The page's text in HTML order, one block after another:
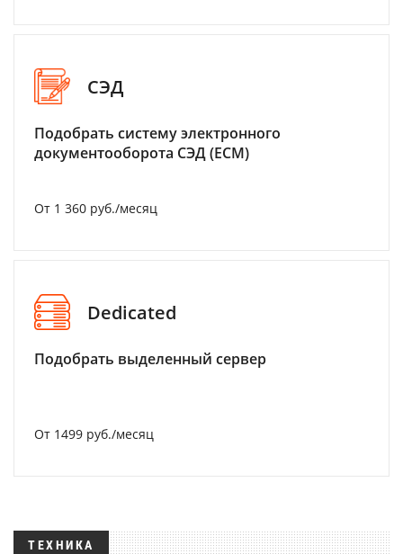
СЭД
Подобрать систему электронного
документооборота СЭД (ECM)
От 1 360 руб./месяц
Dedicated
Подобрать выделенный сервер
От 1499 руб./месяц
ТЕХНИКА